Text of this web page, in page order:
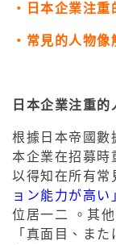
・日本企業注
・常見的人物像
日本企業注重
根據日本帝國數
本企業在招募時
以得知在所有常
ョン能力が高い
位居一二 。其
「真面目、ま